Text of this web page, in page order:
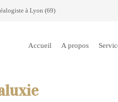
à Lyon (69)
Accueil A propos